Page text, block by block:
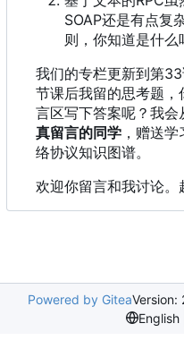
SOAP还是有点复
则 ， 你知道是什么
我们的专栏更新到第
节课后我留的思考题 ，
言区写下答案呢 ？ 我会
真留言的同学 ，赠送
络协议知识图谱。
欢迎你留言和我讨论。
Powered by GiteaVersion:
English